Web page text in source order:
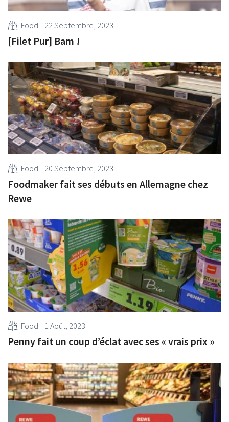
Food 22 Septembre, 2023
[Filet Pur] Bam !
Food 20 Septembre, 2023
Foodmaker fait ses débuts en Allemagne chez
Rewe
Food 1 Août, 2023
Penny fait un coup d’éclat avec ses « vrais prix »